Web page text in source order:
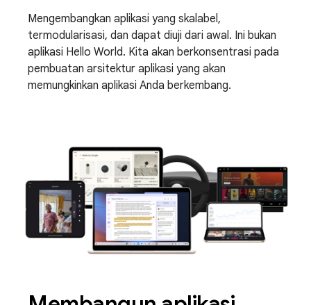
Mengembangkan aplikasi yang skalabel,
termodularisasi, dan dapat diuji dari awal. Ini bukan
aplikasi Hello World. Kita akan berkonsentrasi pada
pembuatan arsitektur aplikasi yang akan
memungkinkan aplikasi Anda berkembang.